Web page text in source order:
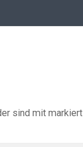
sind mitmarkiert